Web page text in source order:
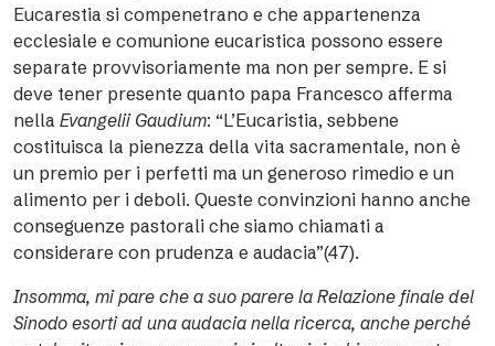
Eucarestia si compenetrano e che appartenenza
ecclesiale e comunione eucaristica possono essere
separate provvisoriamente ma non per sempre. E si
deve tener presente quanto papa Francesco afferma
nella Evangelii Gaudium: “L’Eucaristia, sebbene
costituisca la pienezza della vita sacramentale, non è
un pre­mio per i perfetti ma un generoso rimedio e un
alimento per i deboli. Queste convinzioni han­no anche
conseguenze pastorali che siamo chia­mati a
considerare con prudenza e audacia”(47).
Insomma, mi pare che a suo parere la Relazione finale del
Sinodo esorti ad una audacia nella ricerca, anche perché